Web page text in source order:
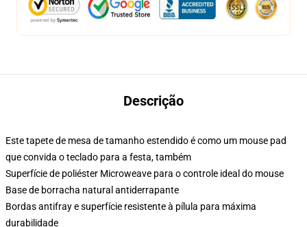
Descrição
Este tapete de mesa de tamanho estendido é como um mouse pad
que convida o teclado para a festa, também
Superfície de poliéster Microweave para o controle ideal do mouse
Base de borracha natural antiderrapante
Bordas antifray e superfície resistente à pílula para máxima
durabilidade